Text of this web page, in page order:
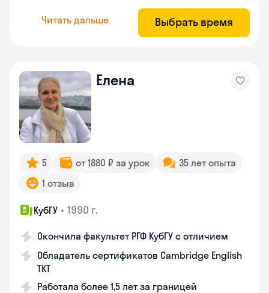
Читать дальше Выбрать время
Елена
5 от 1880 ₽ за урок
35 лет опыта
1 отзыв
КубГУ • 1990 г.
Окончила факультет РГФ КубГУ с отличием
Обладатель сертификатов Cambridge English
TKT
Работала более 1,5 лет за границей